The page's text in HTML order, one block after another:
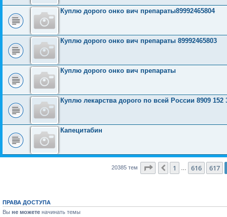
Куплю дорого онко вич препараты89992465804
Куплю дорого онко вич препараты 89992465803
Куплю дорого онко вич препараты
Куплю лекарства дорого по всей России 8909 152
Капецитабин
20385 тем Страница 618из 816
Пред.
1 616 617
ПРАВА ДОСТУПА
Вы не можете начинать темы